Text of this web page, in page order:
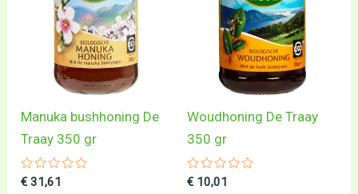
Manuka bushhoning De
Traay 350 gr
Gewaardeerd
€ 31,61
Woudhoning De Traay
350 gr
Gewaardeerd
€ 10,01